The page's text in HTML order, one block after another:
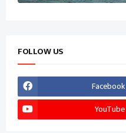
FOLLOW US
Facebook
YouTube